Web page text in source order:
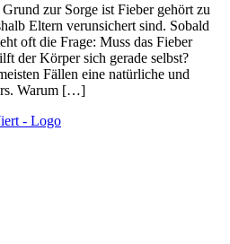
zur Sorge ist Fieber gehört zu
Eltern verunsichert sind. Sobald
oft die Frage: Muss das Fieber
der Körper sich gerade selbst?
Fällen eine natürliche und
Warum […]